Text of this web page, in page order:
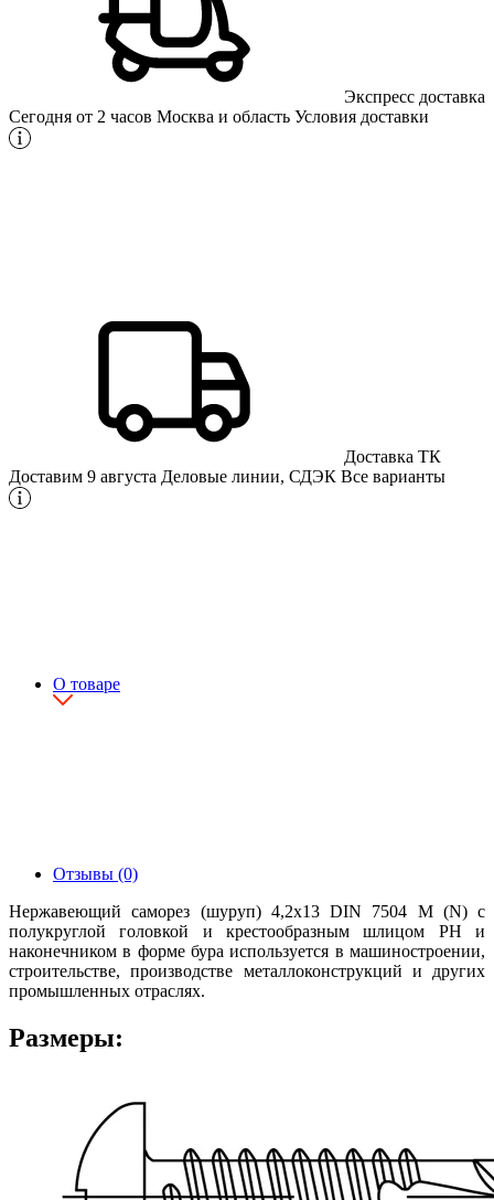
Экспресс доставка
Сегодня от 2 часов Москва и область Условия доставки
Доставка ТК
Доставим 9 августа Деловые линии, СДЭК Все варианты
О товаре
Отзывы (0)
Нержавеющий саморез (шуруп) 4,2х13 DIN 7504 M (N) с
полукруглой головкой и крестообразным шлицом PH и
наконечником в форме бура используется в машиностроении,
строительстве, производстве металлоконструкций и других
промышленных отраслях.
Размеры: